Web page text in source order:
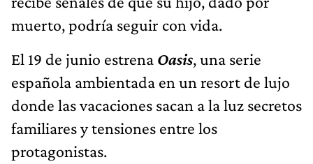
muerto, podría seguir con vida.
El 19 de junio estrena Oasis, una serie
española ambientada en un resort de lujo
donde las vacaciones sacan a la luz secretos
familiares y tensiones entre los
protagonistas.